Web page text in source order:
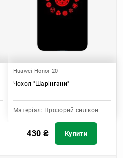
Huawei Honor 20
Чохол "Шарінгани"
Матеріал: Прозорий силікон
430 ₴ Купити